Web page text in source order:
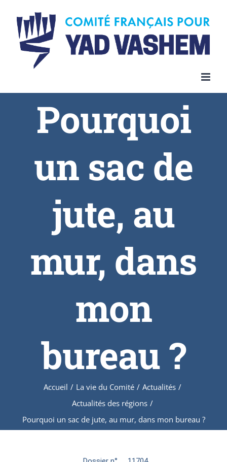
Pourquoi
un sac de
jute, au
mur, dans
mon
bureau ?
Accueil / La vie du Comité / Actualités /
Actualités des régions /
Pourquoi un sac de jute, au mur, dans mon bureau ?